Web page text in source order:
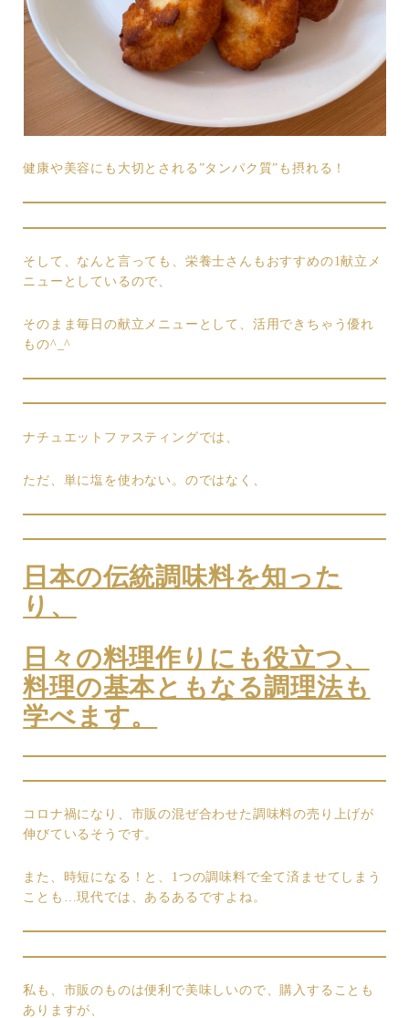
健康や美容にも大切とされる”タンパク質”も摂れる！
そして、なんと言っても、栄養士さんもおすすめの1献立メ
ニューとしているので、
そのまま毎日の献立メニューとして、活用できちゃう優れ
もの^_^
ナチュエットファスティングでは、
ただ、単に塩を使わない。のではなく、
日本の伝統調味料を知った
り、
日々の料理作りにも役立つ、
料理の基本ともなる調理法も
学べます。
コロナ禍になり、市販の混ぜ合わせた調味料の売り上げが
伸びているそうです。
また、時短になる！と、1つの調味料で全て済ませてしまう
ことも…現代では、あるあるですよね。
私も、市販のものは便利で美味しいので、購入することも
ありますが、